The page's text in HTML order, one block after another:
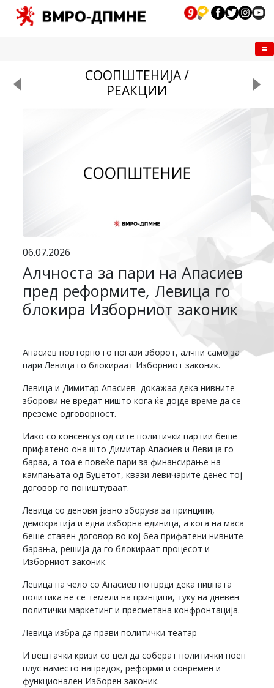
СООПШТЕНИЈА /
РЕАКЦИИ
06.07.2026
Алчноста за пари на Апасиев
пред реформите, Левица го
блокира Изборниот законик
Апасиев повторно го погази зборот, алчни само за
пари Левица го блокираат Изборниот законик.
Левица и Димитар Апасиев докажаа дека нивните
зборови не вредат ништо кога ќе дојде време да се
преземе одговорност.
Иако со консенсуз од сите политички партии беше
прифатено она што Димитар Апасиев и Левица го
бараа, а тоа е повеќе пари за финансирање на
кампањата од Буџетот, квази левичарите денес тој
договор го поништуваат.
Левица со денови јавно зборува за принципи,
демократија и една изборна единица, а кога на маса
беше ставен договор во кој беа прифатени нивните
барања, решија да го блокираат процесот и
Изборниот законик.
Левица на чело со Апасиев потврди дека нивната
политика не се темели на принципи, туку на дневен
политички маркетинг и пресметана конфронтација.
Левица избра да прави политички театар
И вештачки кризи со цел да соберат политички поен
плус наместо напредок, реформи и современ и
функционален Изборен законик.